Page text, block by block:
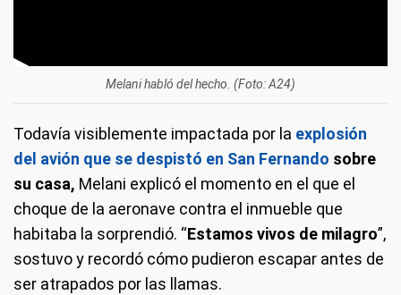
Melani habló del hecho. (Foto: A24)
Todavía visiblemente impactada por la explosión
del avión que se despistó en San Fernando sobre
su casa, Melani explicó el momento en el que el
choque de la aeronave contra el inmueble que
habitaba la sorprendió. “Estamos vivos de milagro”,
sostuvo y recordó cómo pudieron escapar antes de
ser atrapados por las llamas.